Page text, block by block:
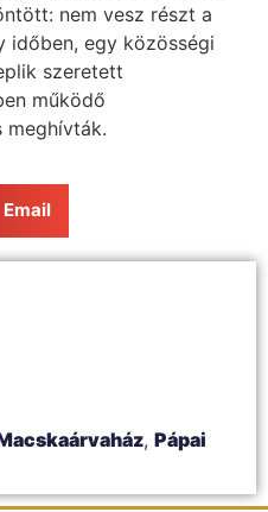
nem vesz részt a
időben, egy közösségi
szeretett
működő
meghívták.
Email
, Pápai